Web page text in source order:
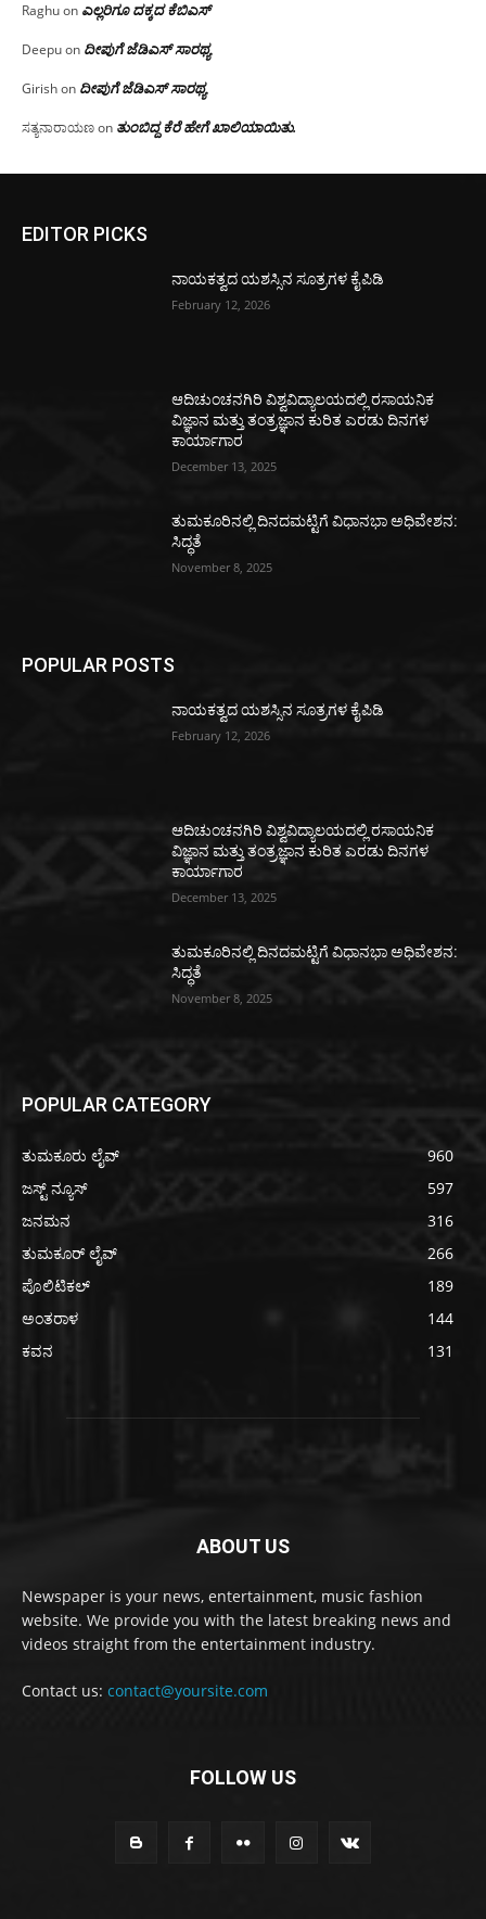
Raghuon ಎಲ್ಲರಿಗೂ ದಕ್ಕದ ಕೆಬಿಎಸ್
Deepuon ದೀಪುಗೆ ಜೆಡಿಎಸ್ ಸಾರಥ್ಯ
Girishon ದೀಪುಗೆ ಜೆಡಿಎಸ್ ಸಾರಥ್ಯ
ಸತ್ಯನಾರಾಯಣon ತುಂಬಿದ್ದ ಕೆರೆ ಹೇಗೆ ಖಾಲಿಯಾಯಿತು.
EDITOR PICKS
ನಾಯಕತ್ವದ ಯಶಸ್ಸಿನ ಸೂತ್ರಗಳ ಕೈಪಿಡಿ
February 12, 2026
ಆದಿಚುಂಚನಗಿರಿ ವಿಶ್ವವಿದ್ಯಾಲಯದಲ್ಲಿ ರಸಾಯನಿಕ
ವಿಜ್ಞಾನ ಮತ್ತು ತಂತ್ರಜ್ಞಾನ ಕುರಿತ ಎರಡು ದಿನಗಳ
ಕಾರ್ಯಾಗಾರ
December 13, 2025
ತುಮಕೂರಿನಲ್ಲಿ ದಿನದಮಟ್ಟಿಗೆ ವಿಧಾನಭಾ ಅಧಿವೇಶನ:
ಸಿದ್ಧತೆ
November 8, 2025
POPULAR POSTS
ನಾಯಕತ್ವದ ಯಶಸ್ಸಿನ ಸೂತ್ರಗಳ ಕೈಪಿಡಿ
February 12, 2026
ಆದಿಚುಂಚನಗಿರಿ ವಿಶ್ವವಿದ್ಯಾಲಯದಲ್ಲಿ ರಸಾಯನಿಕ
ವಿಜ್ಞಾನ ಮತ್ತು ತಂತ್ರಜ್ಞಾನ ಕುರಿತ ಎರಡು ದಿನಗಳ
ಕಾರ್ಯಾಗಾರ
December 13, 2025
ತುಮಕೂರಿನಲ್ಲಿ ದಿನದಮಟ್ಟಿಗೆ ವಿಧಾನಭಾ ಅಧಿವೇಶನ:
ಸಿದ್ಧತೆ
November 8, 2025
POPULAR CATEGORY
ತುಮಕೂರು ಲೈವ್
960
ಜಸ್ಟ್ ನ್ಯೂಸ್
597
ಜನಮನ
316
ತುಮಕೂರ್ ಲೈವ್
266
ಪೊಲಿಟಿಕಲ್
189
ಅಂತರಾಳ
144
ಕವನ
131
ABOUT US
Newspaper is your news, entertainment, music fashion
website. We provide you with the latest breaking news and
videos straight from the entertainment industry.
Contact us: contact@yoursite.com
FOLLOW US